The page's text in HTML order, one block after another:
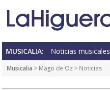
MUSICALIA: Noticias musicales
Musicalia > Mägo de Oz > Noticias